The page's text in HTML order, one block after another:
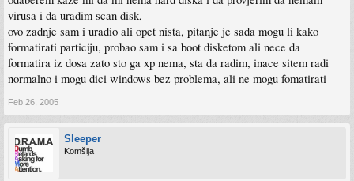
virusa i da uradim scan disk,
ovo zadnje sam i uradio ali opet nista, pitanje je sada mogu li kako
formatirati particiju, probao sam i sa boot disketom ali nece da
formatira iz dosa zato sto ga xp nema, sta da radim, inace sitem radi
normalno i mogu dici windows bez problema, ali ne mogu fomatirati
Feb 26, 2005
Sleeper
Komšija